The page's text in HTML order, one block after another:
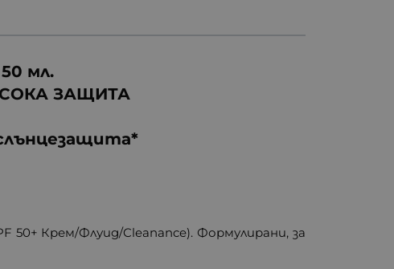
мл.
ЗАЩИТА
слънцезащита*
50+ Крем/Флуид/Cleanance). Формулирани, за